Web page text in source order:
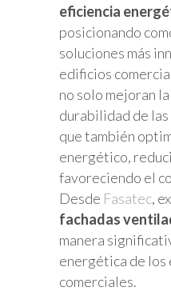
eficiencia
posicionando
soluciones más
edificios
no solo mejoran
durabilidad de
que también
energético,
favoreciendo el
Desde Fasatec,
fachadas
manera
energética de los
comerciales.